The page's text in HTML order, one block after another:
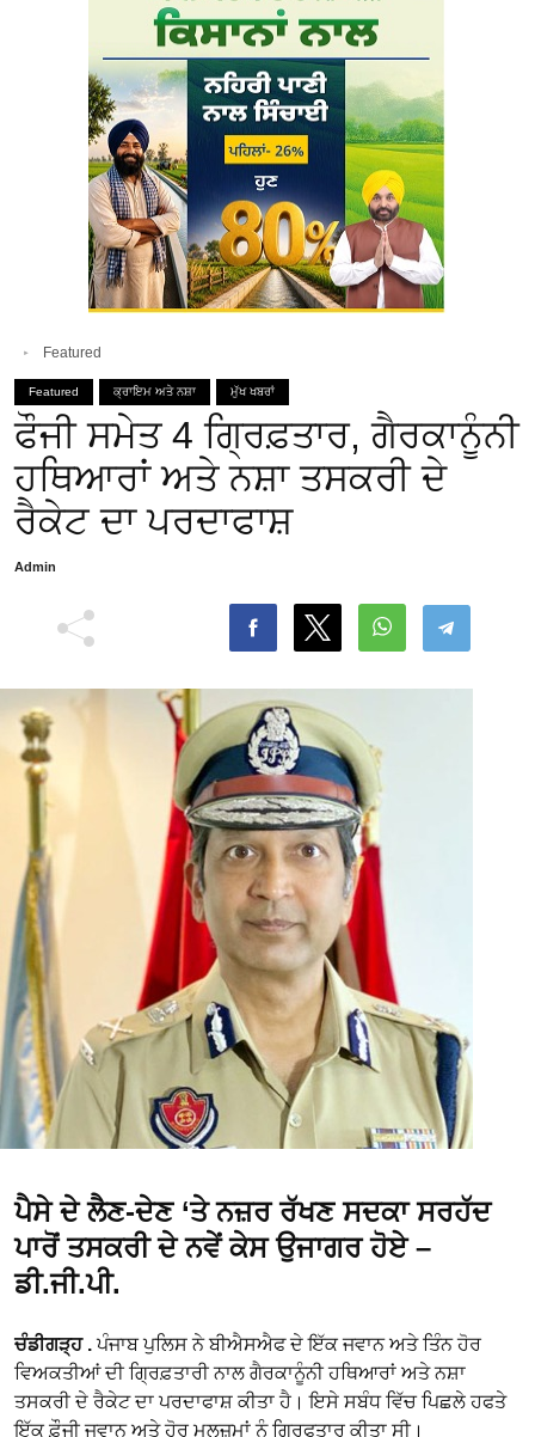
Featured
Featured ਕ੍ਰਾਇਮ ਅਤੇ ਨਸ਼ਾ ਮੁੱਖ ਖਬਰਾਂ
ਫੌਜੀ ਸਮੇਤ 4 ਗ੍ਰਿਫ਼ਤਾਰ, ਗੈਰਕਾਨੂੰਨੀ
ਹਥਿਆਰਾਂ ਅਤੇ ਨਸ਼ਾ ਤਸਕਰੀ ਦੇ
ਰੈਕੇਟ ਦਾ ਪਰਦਾਫਾਸ਼
Admin
ਪੈਸੇ ਦੇ ਲੈਣ-ਦੇਣ ‘ਤੇ ਨਜ਼ਰ ਰੱਖਣ ਸਦਕਾ ਸਰਹੱਦ
ਪਾਰੋਂ ਤਸਕਰੀ ਦੇ ਨਵੇਂ ਕੇਸ ਉਜਾਗਰ ਹੋਏ –
ਡੀ.ਜੀ.ਪੀ.
ਚੰਡੀਗੜ੍ਹ .ਪੰਜਾਬ ਪੁਲਿਸ ਨੇ ਬੀਐਸਐਫ ਦੇ ਇੱਕ ਜਵਾਨ ਅਤੇ ਤਿੰਨ ਹੋਰ
ਵਿਅਕਤੀਆਂ ਦੀ ਗ੍ਰਿਫ਼ਤਾਰੀ ਨਾਲ ਗੈਰਕਾਨੂੰਨੀ ਹਥਿਆਰਾਂ ਅਤੇ ਨਸ਼ਾ
ਤਸਕਰੀ ਦੇ ਰੈਕੇਟ ਦਾ ਪਰਦਾਫਾਸ਼ ਕੀਤਾ ਹੈ। ਇਸੇ ਸਬੰਧ ਵਿੱਚ ਪਿਛਲੇ ਹਫਤੇ
ਇੱਕ ਫ਼ੌਜੀ ਜਵਾਨ ਅਤੇ ਹੋਰ ਮੁਲਜ਼ਮਾਂ ਨੂੰ ਗ੍ਰਿਫਤਾਰ ਕੀਤਾ ਸੀ।